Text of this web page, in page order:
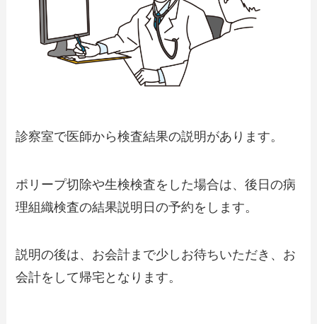
診察室で医師から検査結果の説明があります。
ポリープ切除や生検検査をした場合は、後日の病
理組織検査の結果説明日の予約をします。
説明の後は、お会計まで少しお待ちいただき、お
会計をして帰宅となります。